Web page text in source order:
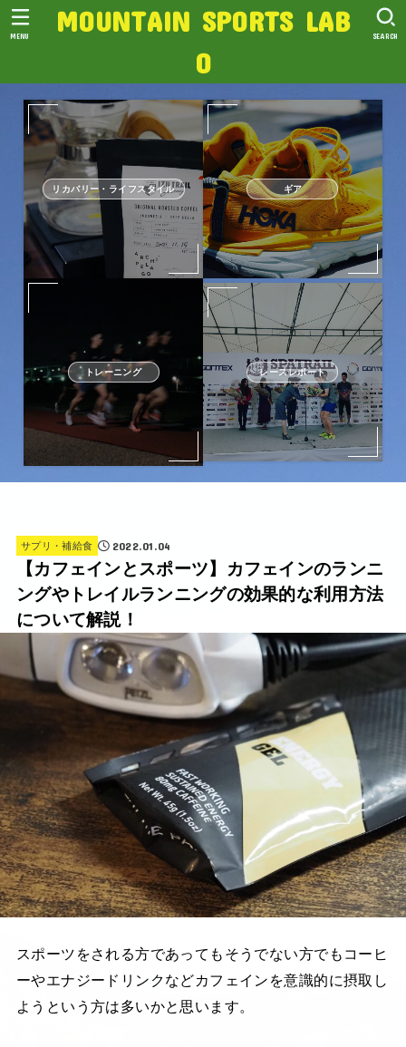
MOUNTAIN SPORTS LAB
O
SEARCH
MENU
リカバリー・ライフスタイル ギア
トレーニング レースレポート
サプリ・補給食 2022.01.04
【カフェインとスポーツ】カフェインのランニ
ングやトレイルランニングの効果的な利用方法
について解説！
スポーツをされる方であってもそうでない方でもコーヒ
ーやエナジードリンクなどカフェインを意識的に摂取し
ようという方は多いかと思います。